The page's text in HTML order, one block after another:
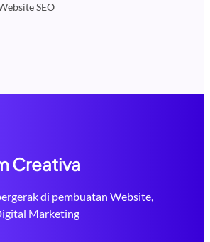
SEO
Creativa
di pembuatan Website,
Marketing